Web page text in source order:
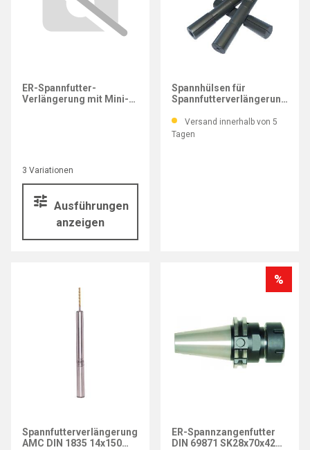
3 Variationen
Ausführungen
anzeigen
ER-Spannfutter-
Verlängerung mit Mini-
Spannhülsen für
Spannfutterverlängerung
Versand innerhalb von 5
Tagen
Spannfutterverlängerung
AMC DIN 1835 14x150
%
ER-Spannzangenfutter
DIN 69871 SK28x70x42